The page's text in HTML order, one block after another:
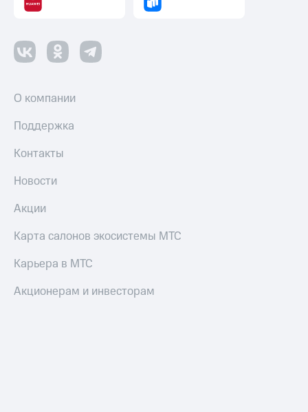
О компании
Поддержка
Контакты
Новости
Акции
Карта салонов экосистемы МТС
Карьера в МТС
Акционерам и инвесторам